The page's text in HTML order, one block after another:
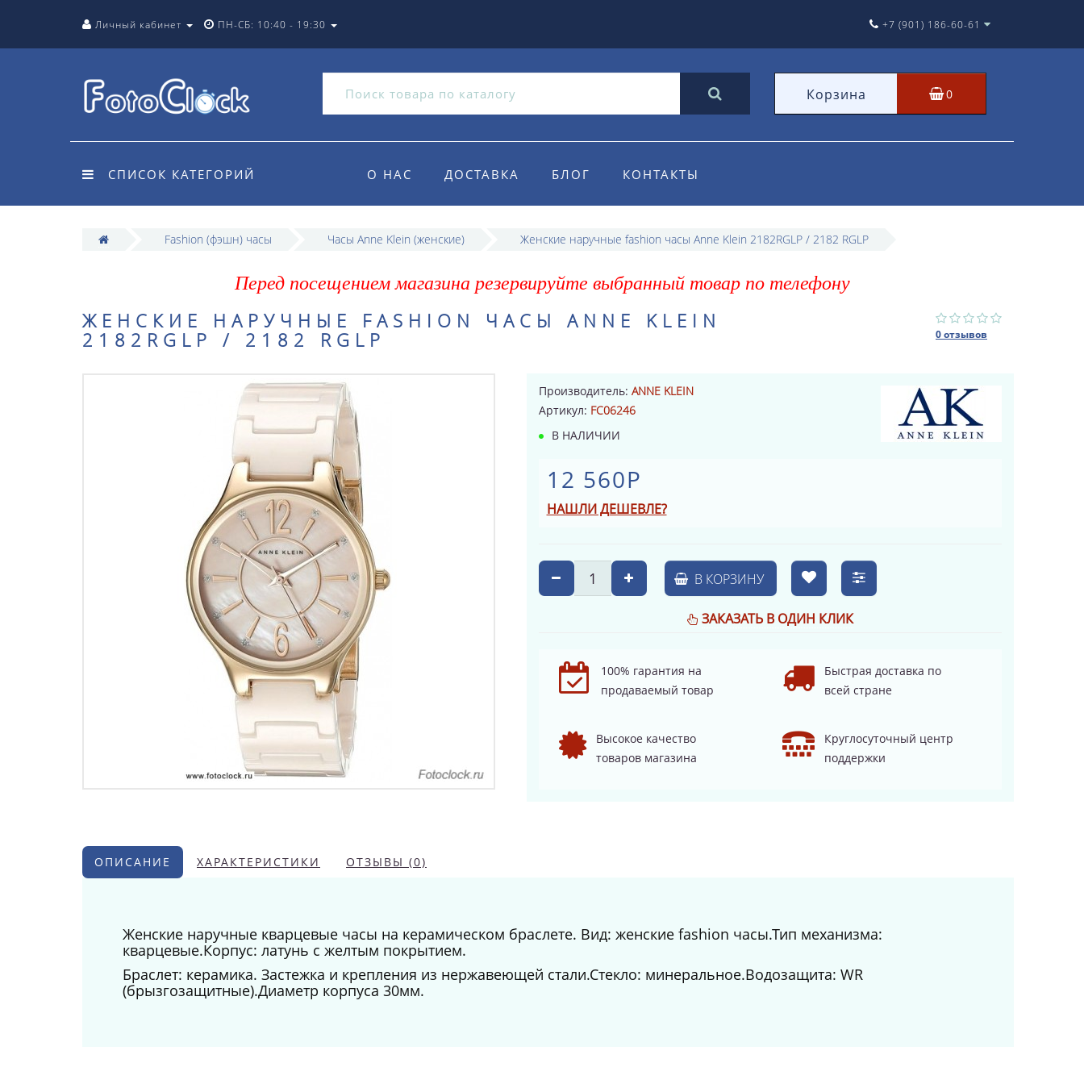
Личный кабинет ПН-СБ: 10:40 - 19:30 +7 (901) 186-60-61
Корзина 0
СПИСОК КАТЕГОРИЙ О НАС ДОСТАВКА БЛОГ КОНТАКТЫ
Fashion (фэшн) часы Часы Anne Klein (женские) Женские наручные fashion часы Anne Klein 2182RGLP / 2182 RGLP
Перед посещением магазина резервируйте выбранный товар по телефону
ЖЕНСКИЕ НАРУЧНЫЕ FASHION ЧАСЫ ANNE KLEIN
2182RGLP / 2182 RGLP
0 отзывов
Производитель: ANNE KLEIN
Артикул: FC06246
В НАЛИЧИИ
12 560Р
НАШЛИ ДЕШЕВЛЕ?
В КОРЗИНУ
ЗАКАЗАТЬ В ОДИН КЛИК
100% гарантия на
продаваемый товар
Быстрая доставка по
всей стране
Высокое качество
товаров магазина
Круглосуточный центр
поддержки
ОПИСАНИЕ ХАРАКТЕРИСТИКИ ОТЗЫВЫ (0)
Женские наручные кварцевые часы на керамическом браслете. Вид: женские fashion часы.Тип механизма:
кварцевые.Корпус: латунь с желтым покрытием.
Браслет: керамика. Застежка и крепления из нержавеющей стали.Стекло: минеральное.Водозащита: WR
(брызгозащитные).Диаметр корпуса 30мм.